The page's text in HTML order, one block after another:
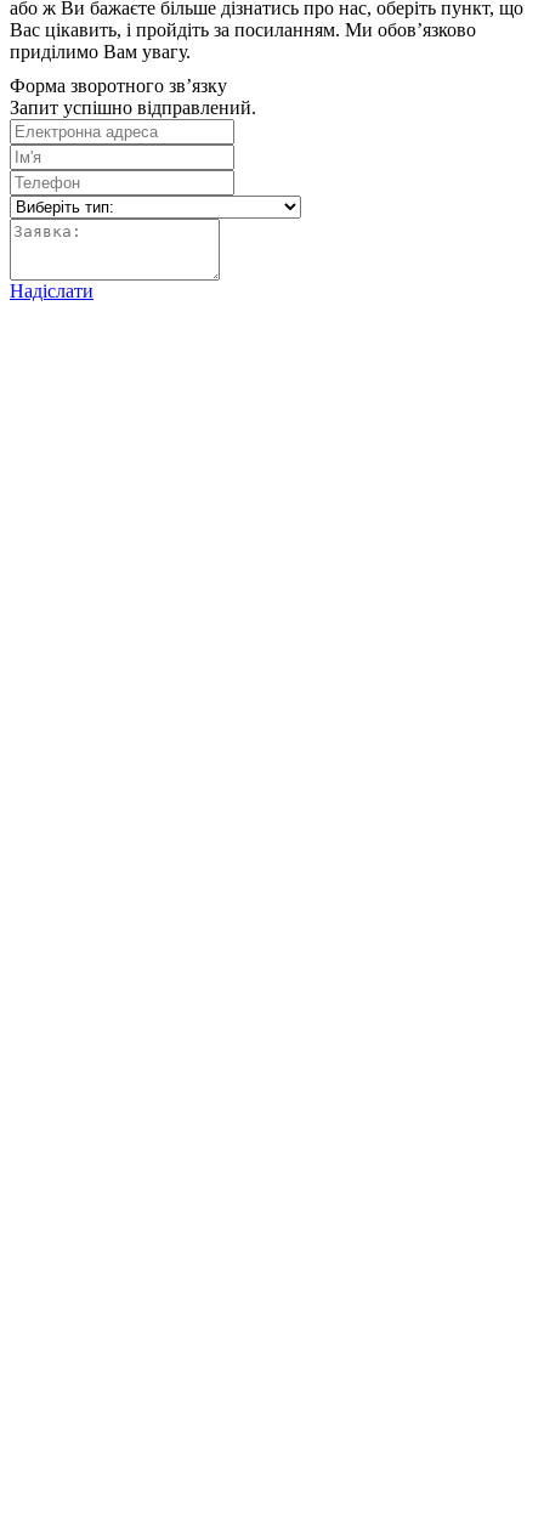
або ж Ви бажаєте більше дізнатись про нас, оберіть пункт, що
Вас цікавить, і пройдіть за посиланням. Ми обов’язково
приділимо Вам увагу.
Форма зворотного зв’язку
Запит успішно відправлений.
Надіслати